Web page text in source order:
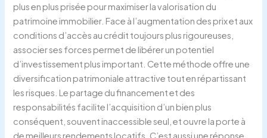
plus en plus prisée pour maximiser la valorisation du
patrimoine immobilier. Face à l’augmentation des prix et aux
conditions d’accès au crédit toujours plus rigoureuses,
associer ses forces permet de libérer un potentiel
d’investissement plus important. Cette méthode offre une
diversification patrimoniale attractive tout en répartissant
les risques. Le partage du financement et des
responsabilités facilite l’acquisition d’un bien plus
conséquent, souvent inaccessible seul, et ouvre la porte à
de meilleurs rendements locatifs. C’est aussi une réponse